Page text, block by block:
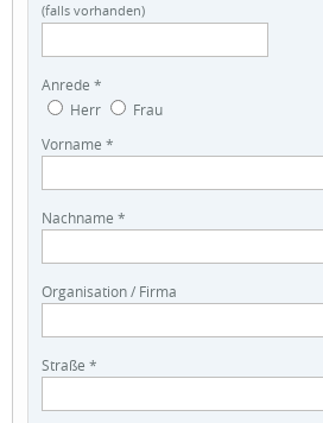
(falls vorhanden)
Anrede *
Herr
Frau
Vorname *
Nachname *
Organisation / Firma
Straße *